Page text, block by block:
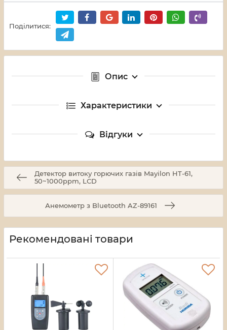
Поділитися:
Опис
Характеристики
Відгуки
Детектор витоку горючих газів Mayilon HT-61,
50~1000ppm, LСD
Анемометр з Bluetooth AZ-89161
Рекомендовані товари